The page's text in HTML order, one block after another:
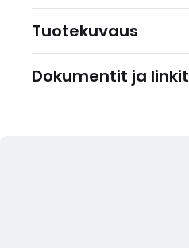
Tuotekuvaus
Dokumentit ja linkit